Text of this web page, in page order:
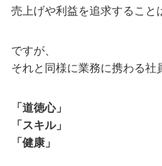
売上げや利益を追求すること
ですが、
それと同様に業務に携わる社
「道徳心」
「スキル」
「健康」